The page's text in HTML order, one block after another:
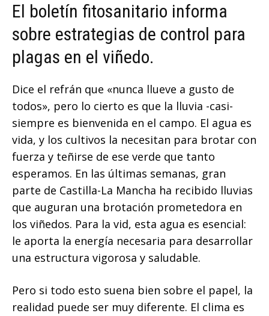
El boletín fitosanitario informa
sobre estrategias de control para
plagas en el viñedo.
Dice el refrán que «nunca llueve a gusto de
todos», pero lo cierto es que la lluvia -casi-
siempre es bienvenida en el campo. El agua es
vida, y los cultivos la necesitan para brotar con
fuerza y teñirse de ese verde que tanto
esperamos. En las últimas semanas, gran
parte de Castilla-La Mancha ha recibido lluvias
que auguran una brotación prometedora en
los viñedos. Para la vid, esta agua es esencial:
le aporta la energía necesaria para desarrollar
una estructura vigorosa y saludable.
Pero si todo esto suena bien sobre el papel, la
realidad puede ser muy diferente. El clima es